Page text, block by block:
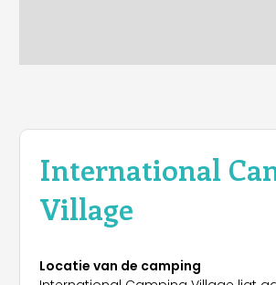
International
Village
Locatie van de camping